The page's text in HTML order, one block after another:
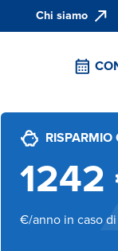
Chi siamo
RISPARMIO
1242
€/anno in caso